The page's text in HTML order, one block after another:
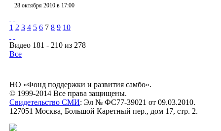
28 октября 2010 в 17:00
1 2 3 4 5 6 7 8 9 10
Видео 181 - 210 из 278
Все
НО «Фонд поддержки и развития самбо».
© 1999-2014 Все права защищены.
Свидетельство СМИ: Эл № ФС77-39021 от 09.03.2010.
127051 Москва, Большой Каретный пер., дом 17, стр. 2.